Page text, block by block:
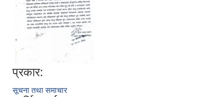
प्रकार:
सूचना तथा समाचार